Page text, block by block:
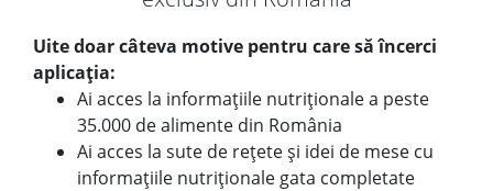
Uite doar câteva motive pentru care să încerci
aplicația:
Ai acces la informațiile nutriționale a peste
35.000 de alimente din România
Ai acces la sute de rețete și idei de mese cu
informațiile nutriționale gata completate